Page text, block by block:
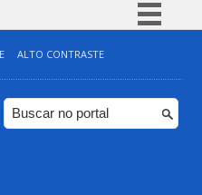
Simplifique!
Comunica BR
Participe
ALTO CONTRASTE